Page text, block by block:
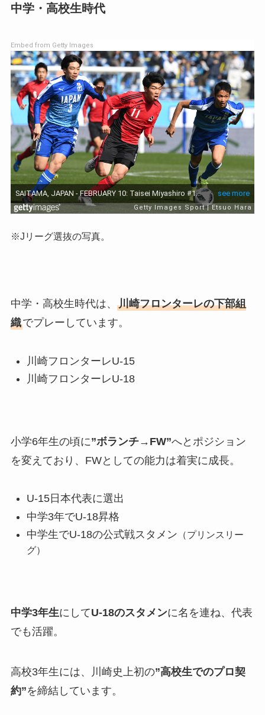
中学・高校生時代
Embed from Getty Images
※Jリーグ選抜の写真。
中学・高校生時代は、 川崎フロンターレの下部組
織でプレーしています。
川崎フロンターレU-15
川崎フロンターレU-18
小学6年生の頃に”ボランチ→FW”へとポジション
を変えており、FWとしての能力は着実に成長。
U-15日本代表に選出
中学3年でU-18昇格
中学生でU-18の公式戦スタメン （プリンスリー
グ）
中学3年生にしてU-18のスタメンに名を連ね、代表
でも活躍。
高校3年生には、川崎史上初の”高校生でのプロ契
約”を締結しています。